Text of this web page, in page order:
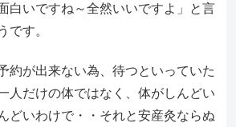
白いですね～全然いいですよ」と言
です。
約が出来ない為、待つといっていた
人だけの体ではなく、体がしんどい
どいわけで・・それと安産灸ならぬ